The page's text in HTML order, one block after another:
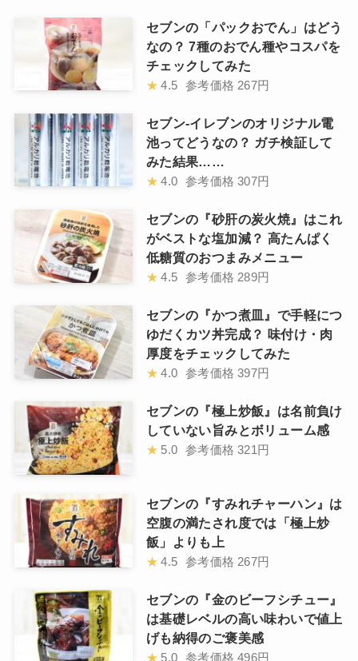
セブンの「パックおでん」はどう
なの？ 7種のおでん種やコスパを
チェックしてみた
★ 4.5 参考価格 267円
セブン-イレブンのオリジナル電
池ってどうなの？ ガチ検証して
みた結果……
★ 4.0 参考価格 307円
セブンの『砂肝の炭火焼』はこれ
がベストな塩加減？ 高たんぱく
低糖質のおつまみメニュー
★ 4.5 参考価格 289円
セブンの『かつ煮皿』で手軽につ
ゆだくカツ丼完成？ 味付け・肉
厚度をチェックしてみた
★ 4.0 参考価格 397円
セブンの『極上炒飯』は名前負け
していない旨みとボリューム感
★ 5.0 参考価格 321円
セブンの『すみれチャーハン』は
空腹の満たされ度では「極上炒
飯」よりも上
★ 4.5 参考価格 267円
セブンの『金のビーフシチュー』
は基礎レベルの高い味わいで値上
げも納得のご褒美感
★ 5.0 参考価格 496円